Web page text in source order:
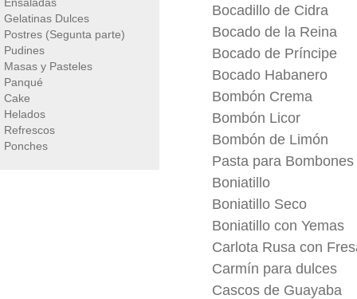
Gelatinas Dulces
Postres (Segunta parte)
Pudines
Masas y Pasteles
Panqué
Cake
Helados
Refrescos
Ponches
Bocadillo de Cidra
Bocado de la Reina
Bocado de Príncipe
Bocado Habanero
Bombón Crema
Bombón Licor
Bombón de Limón
Pasta para Bombones
Boniatillo
Boniatillo Seco
Boniatillo con Yemas
Carlota Rusa con
Carmín para dulces
Cascos de Guayaba